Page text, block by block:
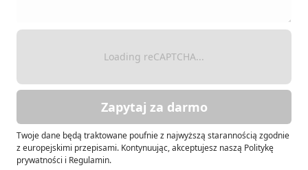
Loading reCAPTCHA...
Zapytaj za darmo
Twoje dane będą traktowane poufnie z najwyższą starannością zgodnie
z europejskimi przepisami. Kontynuując, akceptujesz naszą Politykę
prywatności i Regulamin.